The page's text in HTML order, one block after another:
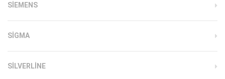
SIEMENS
SIGMA
SILVERLINE